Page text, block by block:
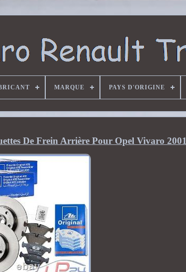
MARQUE PAYS D'ORIGINE
De Frein Arrière Pour Opel Vivaro 2001